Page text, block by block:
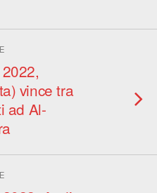
vince tra
ad Al-